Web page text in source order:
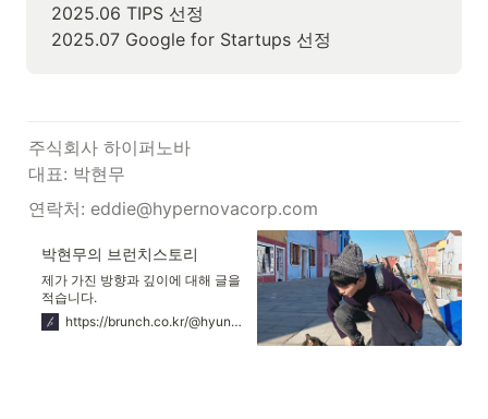
2025.06 TIPS 선정
2025.07 Google for Startups 선정
주식회사 하이퍼노바
대표: 박현무
연락처: eddie@hypernovacorp.com
박현무의 브런치스토리
제가 가진 방향과 깊이에 대해 글을
적습니다.
https://brunch.co.kr/@hyunradish